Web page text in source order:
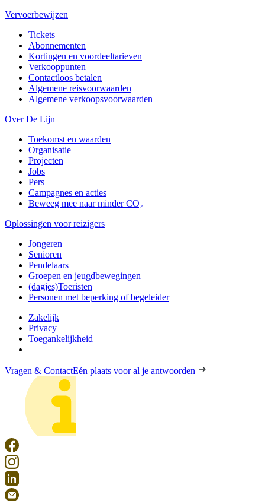
Vervoerbewijzen
Tickets
Abonnementen
Kortingen en voordeeltarieven
Verkooppunten
Contactloos betalen
Algemene reisvoorwaarden
Algemene verkoopsvoorwaarden
Over De Lijn
Toekomst en waarden
Organisatie
Projecten
Jobs
Pers
Campagnes en acties
Beweeg mee naar minder CO₂
Oplossingen voor reizigers
Jongeren
Senioren
Pendelaars
Groepen en jeugdbewegingen
(dagjes)Toeristen
Personen met beperking of begeleider
Zakelijk
Privacy
Toegankelijkheid
Vragen & ContactEén plaats voor al je antwoorden